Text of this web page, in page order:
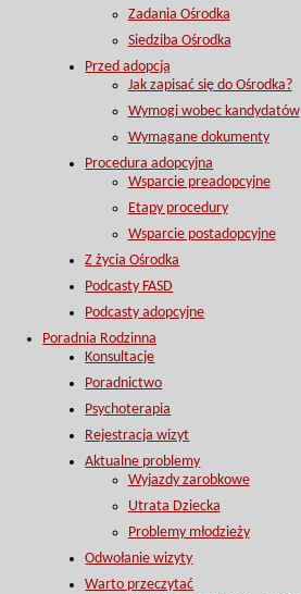
Zadania Ośrodka
Siedziba Ośrodka
Przed adopcją
Jak zapisać się do Ośrodka?
Wymogi wobec kandydatów
Wymagane dokumenty
Procedura adopcyjna
Wsparcie preadopcyjne
Etapy procedury
Wsparcie postadopcyjne
Z życia Ośrodka
Podcasty FASD
Podcasty adopcyjne
Poradnia Rodzinna
Konsultacje
Poradnictwo
Psychoterapia
Rejestracja wizyt
Aktualne problemy
Wyjazdy zarobkowe
Utrata Dziecka
Problemy młodzieży
Odwołanie wizyty
Warto przeczytać